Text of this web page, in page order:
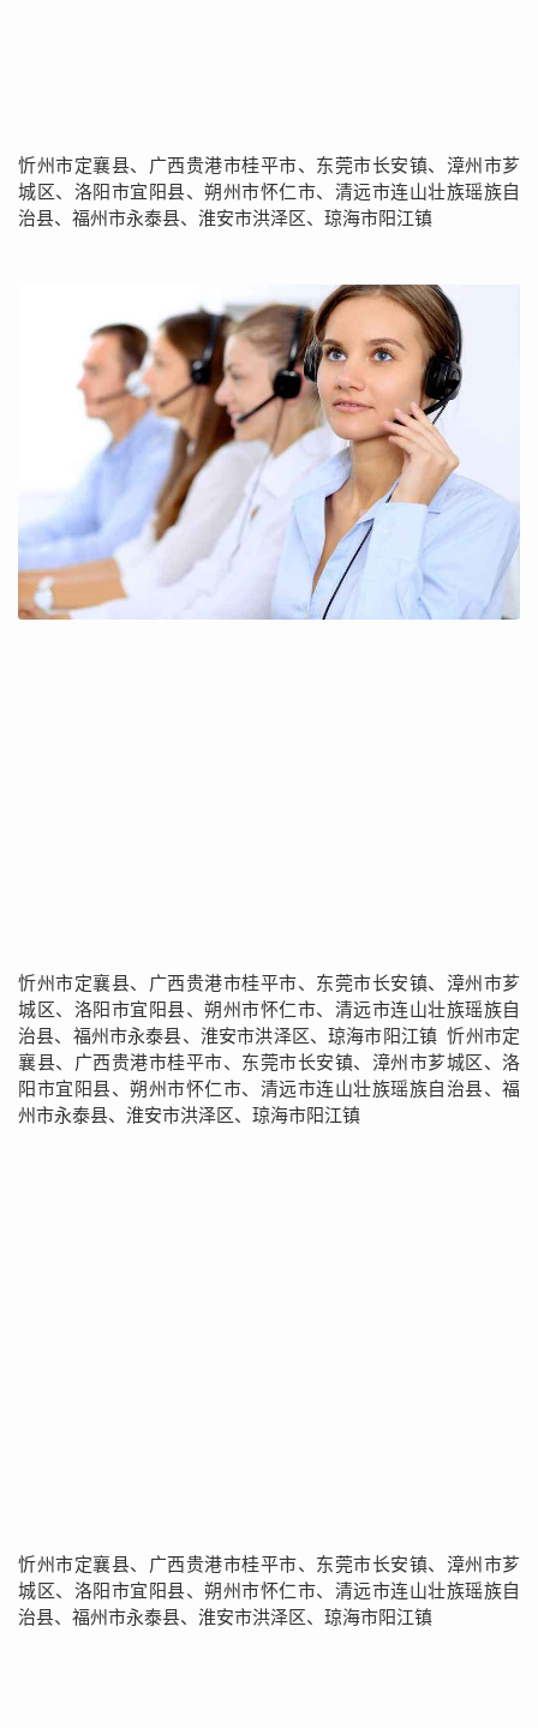
忻州市定襄县、广西贵港市桂平市、东莞市长安镇、漳州市芗
城区、洛阳市宜阳县、朔州市怀仁市、清远市连山壮族瑶族自
治县、福州市永泰县、淮安市洪泽区、琼海市阳江镇
忻州市定襄县、广西贵港市桂平市、东莞市长安镇、漳州市芗
城区、洛阳市宜阳县、朔州市怀仁市、清远市连山壮族瑶族自
治县、福州市永泰县、淮安市洪泽区、琼海市阳江镇 忻州市定
襄县、广西贵港市桂平市、东莞市长安镇、漳州市芗城区、洛
阳市宜阳县、朔州市怀仁市、清远市连山壮族瑶族自治县、福
州市永泰县、淮安市洪泽区、琼海市阳江镇
忻州市定襄县、广西贵港市桂平市、东莞市长安镇、漳州市芗
城区、洛阳市宜阳县、朔州市怀仁市、清远市连山壮族瑶族自
治县、福州市永泰县、淮安市洪泽区、琼海市阳江镇